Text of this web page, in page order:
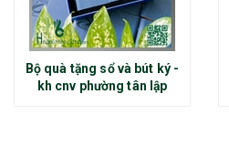
Bộ quà tặng sổ và bút ký -
kh cnv phường tân lập